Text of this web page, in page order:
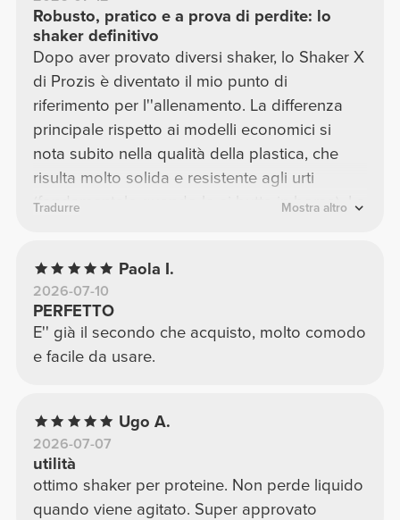
Robusto, pratico e a prova di perdite: lo
shaker definitivo
Dopo aver provato diversi shaker, lo Shaker X
di Prozis è diventato il mio punto di
riferimento per l''allenamento. La differenza
principale rispetto ai modelli economici si
nota subito nella qualità della plastica, che
risulta molto solida e resistente agli urti
(fondamentale quando lo si butta in borsa). La
agito con forza. Il tappo a scatto è robusto e
rimane ben saldo, evitando spiacevoli
sorprese in palestra. Inoltre, è molto facile da
lavare e non trattiene i cattivi odori, un
la presa molto salda. Se cercate uno shaker
affidabile che duri nel tempo e che faccia il
suo lavoro senza complicazioni, questo è
sicuramente quello giusto.
Tradurre Mostra altro
Paola I.
2026-07-10
PERFETTO
E'' già il secondo che acquisto, molto comodo
e facile da usare.
Ugo A.
2026-07-07
utilità
ottimo shaker per proteine. Non perde liquido
quando viene agitato. Super approvato